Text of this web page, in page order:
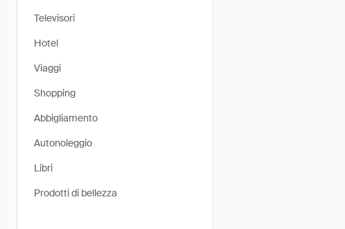
Televisori
Hotel
Viaggi
Shopping
Abbigliamento
Autonoleggio
Libri
Prodotti di bellezza